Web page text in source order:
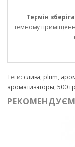
Термін
темному приміщенні
Теги: слива, plum,
ароматизаторы, 500 гр